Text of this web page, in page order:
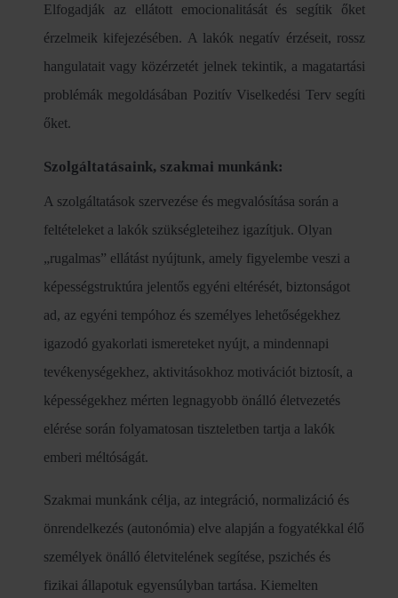
Elfogadják az ellátott emocionalitását és segítik őket
érzelmeik kifejezésében. A lakók negatív érzéseit, rossz
hangulatait vagy közérzetét jelnek tekintik, a magatartási
problémák megoldásában Pozitív Viselkedési Terv segíti
őket.
Szolgáltatásaink, szakmai munkánk:
A szolgáltatások szervezése és megvalósítása során a
feltételeket a lakók szükségleteihez igazítjuk. Olyan
„rugalmas” ellátást nyújtunk, amely figyelembe veszi a
képességstruktúra jelentős egyéni eltérését, biztonságot
ad, az egyéni tempóhoz és személyes lehetőségekhez
igazodó gyakorlati ismereteket nyújt, a mindennapi
tevékenységekhez, aktivitásokhoz motivációt biztosít, a
képességekhez mérten legnagyobb önálló életvezetés
elérése során folyamatosan tiszteletben tartja a lakók
emberi méltóságát.
Szakmai munkánk célja, az integráció, normalizáció és
önrendelkezés (autonómia) elve alapján a fogyatékkal élő
személyek önálló életvitelének segítése, pszichés és
fizikai állapotuk egyensúlyban tartása. Kiemelten